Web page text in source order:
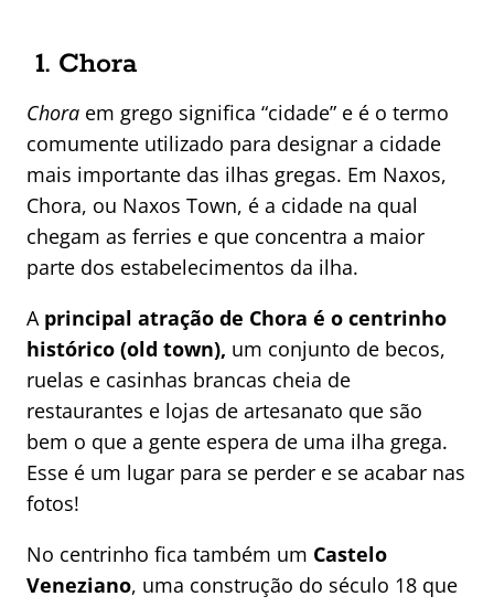
1. Chora
Chora em grego significa “cidade” e é o termo
comumente utilizado para designar a cidade
mais importante das ilhas gregas. Em Naxos,
Chora, ou Naxos Town, é a cidade na qual
chegam as ferries e que concentra a maior
parte dos estabelecimentos da ilha.
A principal atração de Chora é o centrinho
histórico (old town), um conjunto de becos,
ruelas e casinhas brancas cheia de
restaurantes e lojas de artesanato que são
bem o que a gente espera de uma ilha grega.
Esse é um lugar para se perder e se acabar nas
fotos!
No centrinho fica também um Castelo
Veneziano, uma construção do século 18 que